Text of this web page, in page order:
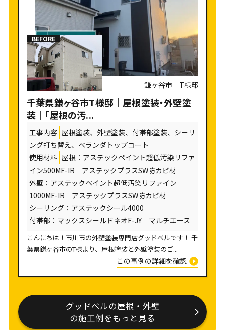
鎌ヶ谷市 T様邸
千葉県鎌ヶ谷市T様邸｜屋根塗装・外壁塗
装｜「屋根の汚...
工事内容 屋根塗装、外壁塗装、付帯部塗装、シーリ
ング打ち替え、ベランダトップコート
使用材料 屋根：アステックペイント超低汚染リファ
イン500MF-IR アステックプラスSW防カビ材
外壁：アステックペイント超低汚染リファイン
1000MF-IR アステックプラスSW防カビ材
シーリング：アステックシール4000
付帯部：マックスシールドネオF-JY マルチエース
こんにちは！市川市の外壁塗装専門店グッドベルです！ 千
葉県鎌ヶ谷市のT様より、屋根塗装と外壁塗装のご...
この事例の詳細を確認
グッドベルの屋根・外壁
の施工例をもっと見る